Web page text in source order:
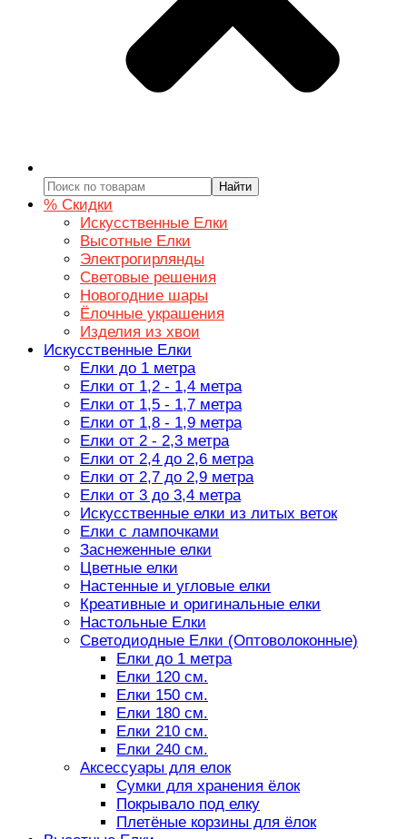
Найти
% Скидки
Искусственные Елки
Высотные Елки
Электрогирлянды
Световые решения
Новогодние шары
Ёлочные украшения
Изделия из хвои
Искусственные Елки
Елки до 1 метра
Елки от 1,2 - 1,4 метра
Елки от 1,5 - 1,7 метра
Елки от 1,8 - 1,9 метра
Елки от 2 - 2,3 метра
Елки от 2,4 до 2,6 метра
Елки от 2,7 до 2,9 метра
Елки от 3 до 3,4 метра
Искусственные елки из литых веток
Елки с лампочками
Заснеженные елки
Цветные елки
Настенные и угловые елки
Креативные и оригинальные елки
Настольные Елки
Светодиодные Елки (Оптоволоконные)
Елки до 1 метра
Елки 120 см.
Елки 150 см.
Елки 180 см.
Елки 210 см.
Елки 240 см.
Аксессуары для елок
Сумки для хранения ёлок
Покрывало под елку
Плетёные корзины для ёлок